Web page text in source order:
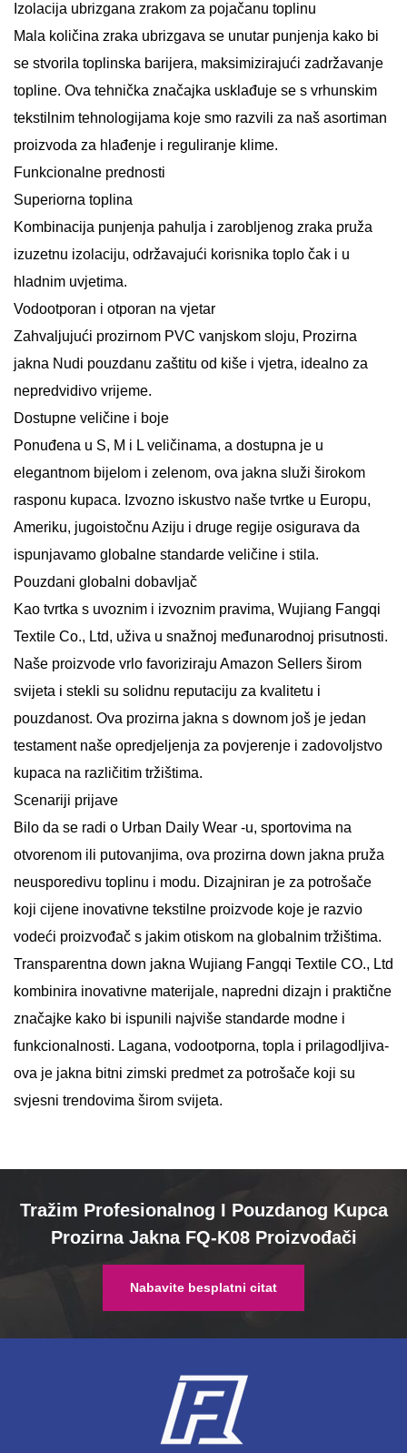
Izolacija ubrizgana zrakom za pojačanu toplinu
Mala količina zraka ubrizgava se unutar punjenja kako bi
se stvorila toplinska barijera, maksimizirajući zadržavanje
topline. Ova tehnička značajka usklađuje se s vrhunskim
tekstilnim tehnologijama koje smo razvili za naš asortiman
proizvoda za hlađenje i reguliranje klime.
Funkcionalne prednosti
Superiorna toplina
Kombinacija punjenja pahulja i zarobljenog zraka pruža
izuzetnu izolaciju, održavajući korisnika toplo čak i u
hladnim uvjetima.
Vodootporan i otporan na vjetar
Zahvaljujući prozirnom PVC vanjskom sloju, Prozirna
jakna Nudi pouzdanu zaštitu od kiše i vjetra, idealno za
nepredvidivo vrijeme.
Dostupne veličine i boje
Ponuđena u S, M i L veličinama, a dostupna je u
elegantnom bijelom i zelenom, ova jakna služi širokom
rasponu kupaca. Izvozno iskustvo naše tvrtke u Europu,
Ameriku, jugoistočnu Aziju i druge regije osigurava da
ispunjavamo globalne standarde veličine i stila.
Pouzdani globalni dobavljač
Kao tvrtka s uvoznim i izvoznim pravima, Wujiang Fangqi
Textile Co., Ltd, uživa u snažnoj međunarodnoj prisutnosti.
Naše proizvode vrlo favoriziraju Amazon Sellers širom
svijeta i stekli su solidnu reputaciju za kvalitetu i
pouzdanost. Ova prozirna jakna s downom još je jedan
testament naše opredjeljenja za povjerenje i zadovoljstvo
kupaca na različitim tržištima.
Scenariji prijave
Bilo da se radi o Urban Daily Wear -u, sportovima na
otvorenom ili putovanjima, ova prozirna down jakna pruža
neusporedivu toplinu i modu. Dizajniran je za potrošače
koji cijene inovativne tekstilne proizvode koje je razvio
vodeći proizvođač s jakim otiskom na globalnim tržištima.
Transparentna down jakna Wujiang Fangqi Textile CO., Ltd
kombinira inovativne materijale, napredni dizajn i praktične
značajke kako bi ispunili najviše standarde modne i
funkcionalnosti. Lagana, vodootporna, topla i prilagodljiva-
ova je jakna bitni zimski predmet za potrošače koji su
svjesni trendovima širom svijeta.
Tražim Profesionalnog I Pouzdanog Kupca
Prozirna Jakna FQ-K08 Proizvođači
Nabavite besplatni citat